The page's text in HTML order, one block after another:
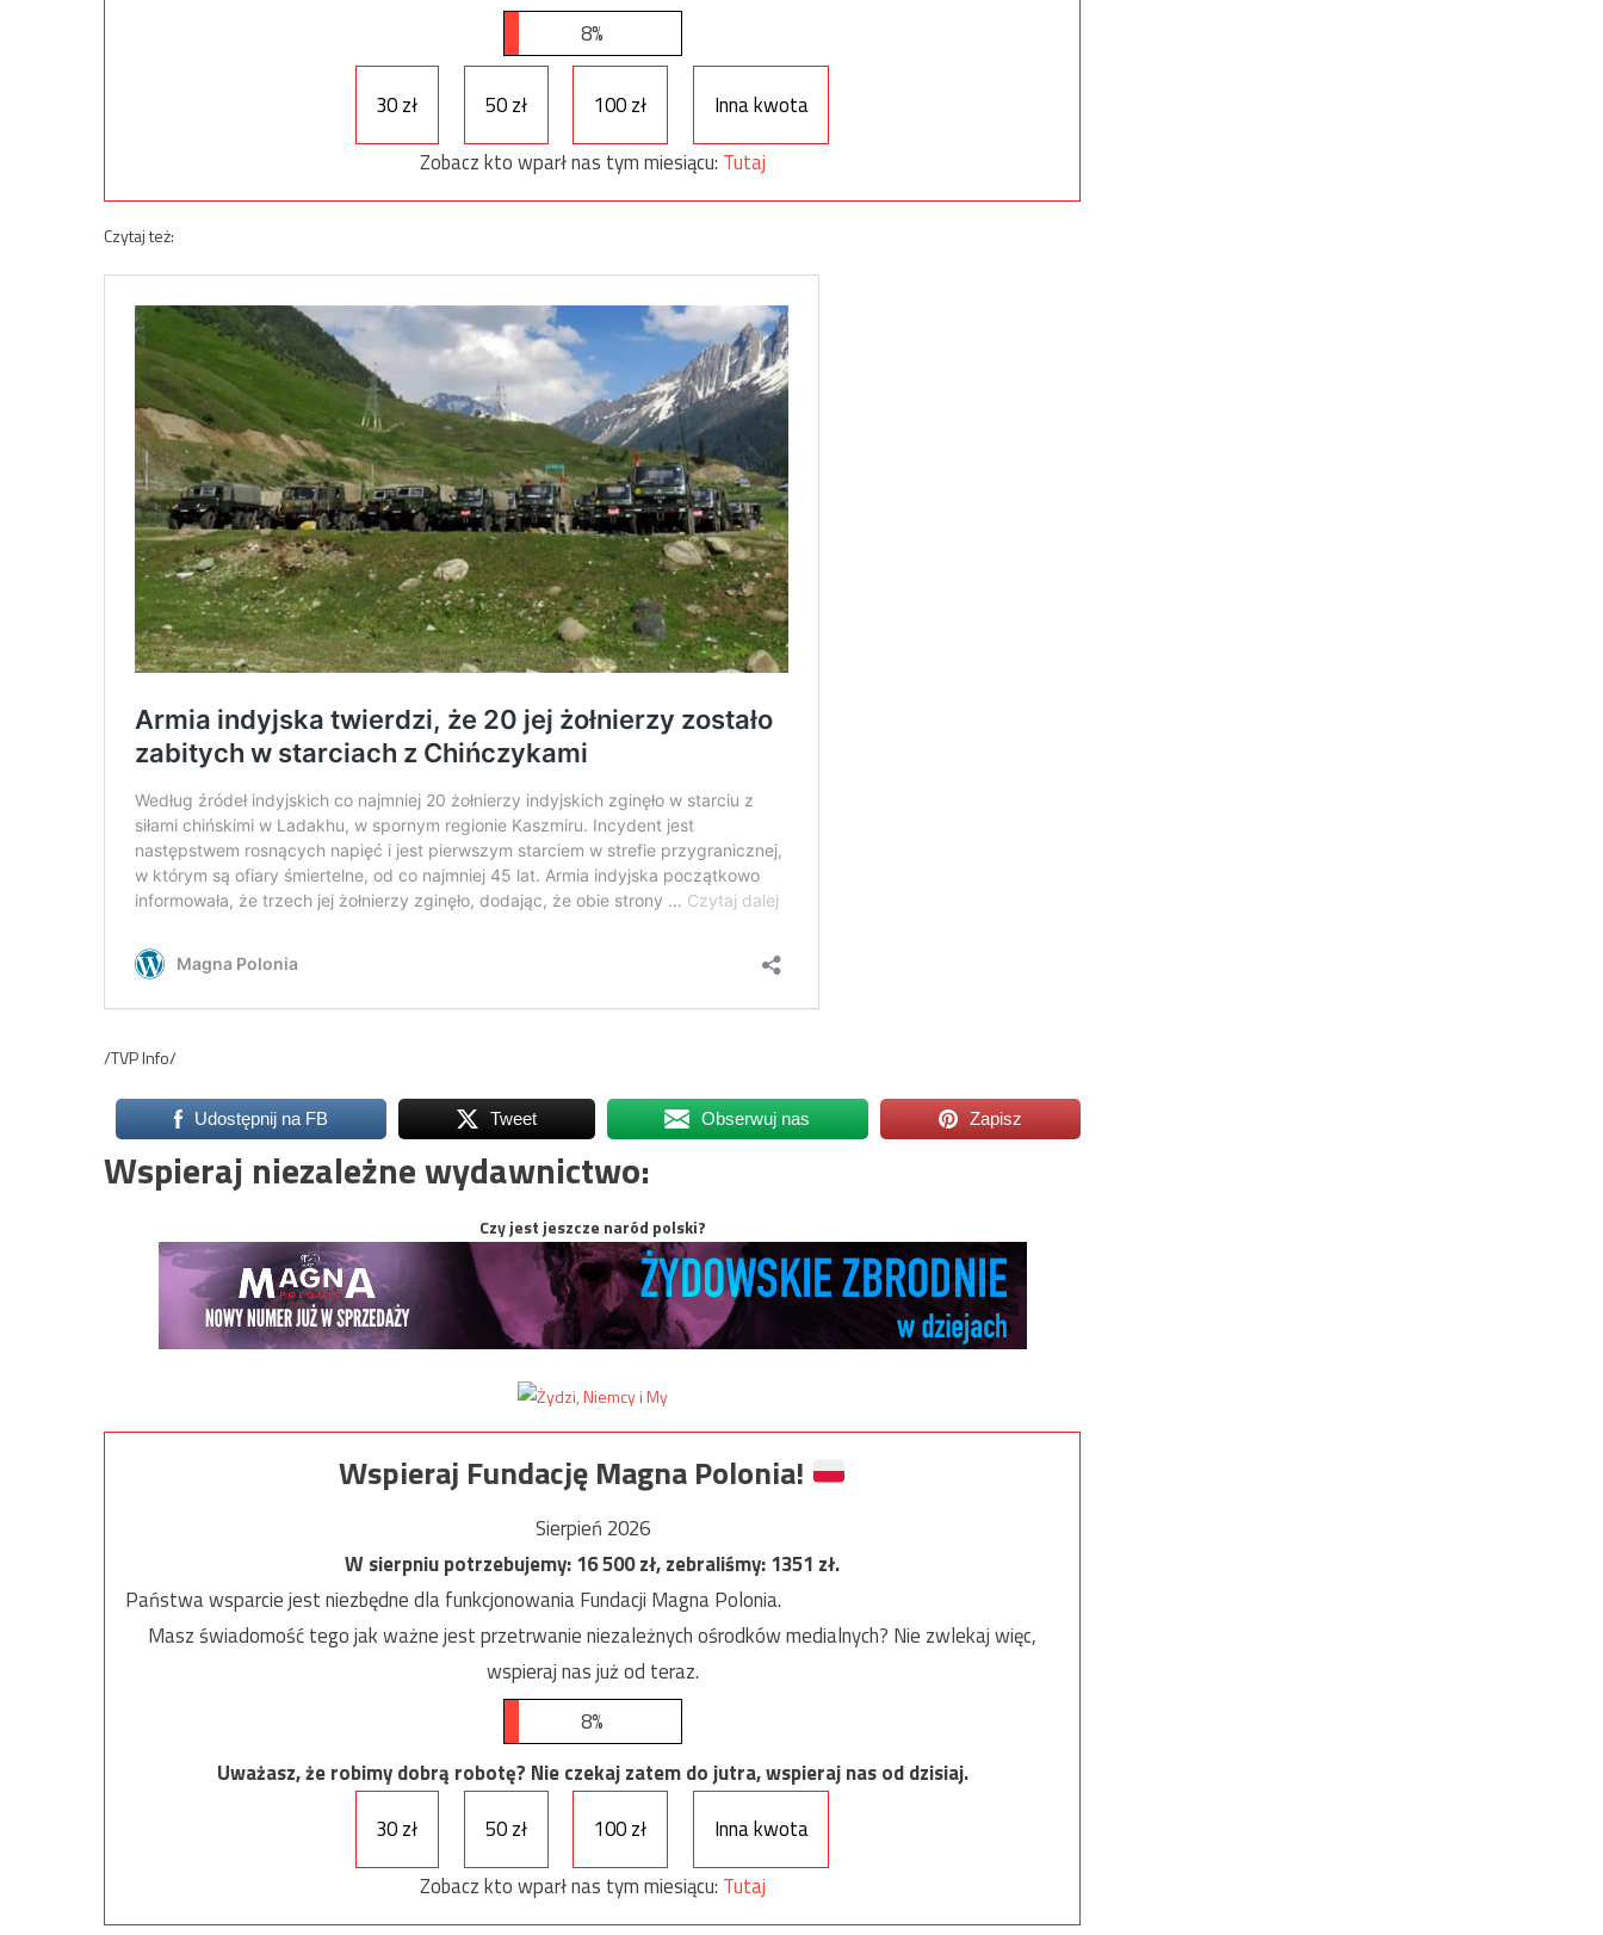
8%
30 zł 50 zł 100 zł
Inna kwota
Zobacz kto wparł nas tym miesiącu: Tutaj
Czytaj też:
/TVP Info/
Udostępnij na FB Tweet Obserwuj nas Zapisz
Wspieraj niezależne wydawnictwo:
Czy jest jeszcze naród polski?
Wspieraj Fundację Magna Polonia!
Sierpień 2026
W sierpniu potrzebujemy:16 500zł, zebraliśmy:1351 zł.
Państwa wsparcie jest niezbędne dla funkcjonowania Fundacji Magna Polonia.
Masz świadomość tego jak ważne jest przetrwanie niezależnych ośrodków medialnych? Nie zwlekaj więc,
wspieraj nas już od teraz.
8%
Uważasz, że robimy dobrą robotę? Nie czekaj zatem do jutra, wspieraj nas od dzisiaj.
30 zł
50 zł 100 zł
Inna kwota
Zobacz kto wparł nas tym miesiącu: Tutaj